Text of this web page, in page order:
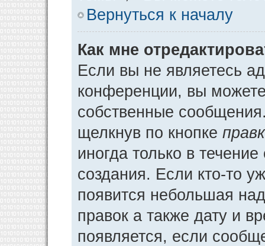
Вернуться к началу
Как мне
Если вы не являетесь
конференции, вы можете
собственные
щелкнув по кнопке
иногда только в
создания. Если кто-то
появится небольшая
правок а также дату и
появляется, если